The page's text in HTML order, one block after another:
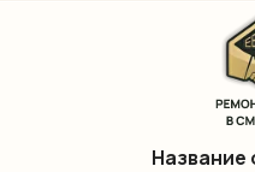
Название